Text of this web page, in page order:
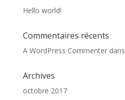
Hello world!
Commentaires récents
A WordPress Commenterdans
Archives
octobre 2017